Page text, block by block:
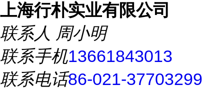
上海行朴实业有限公司
联系人 周小明
联系手机13661843013
联系电话86-021-37703299